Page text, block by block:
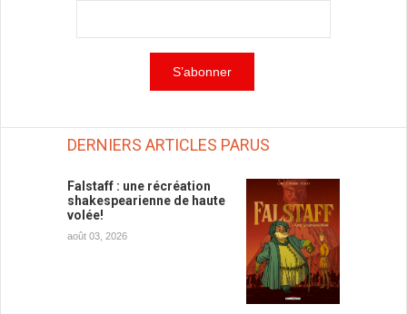
DERNIERS ARTICLES PARUS
Falstaff : une récréation
shakespearienne de haute
volée!
août 03, 2026